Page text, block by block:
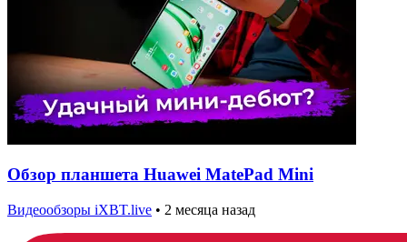
Обзор планшета Huawei MatePad Mini
Видеообзоры iXBT.live • 2 месяца назад